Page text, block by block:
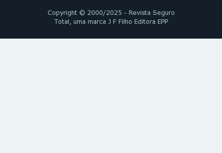
Copyright © 2000/2025 - Revista Seguro
Total, uma marca J F Filho Editora EPP